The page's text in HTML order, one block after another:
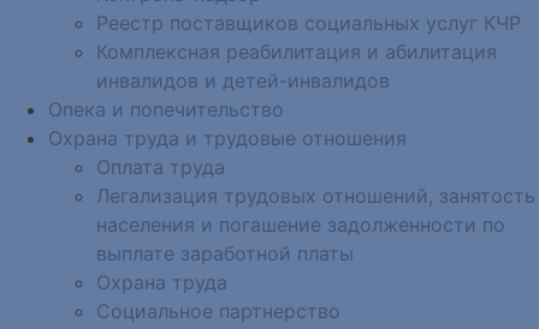
Реестр поставщиков социальных услуг КЧР
Комплексная реабилитация и абилитация
инвалидов и детей-инвалидов
Опека и попечительство
Охрана труда и трудовые отношения
Оплата труда
Легализация трудовых отношений, занятость
населения и погашение задолженности по
выплате заработной платы
Охрана труда
Социальное партнерство